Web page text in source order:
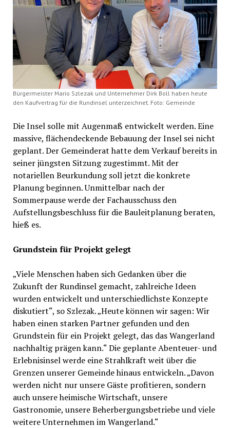
Bürgermeister Mario Szlezak und Unternehmer Dirk Boll haben heute
den Kaufvertrag für die Rundinsel unterzeichnet. Foto: Gemeinde
Die Insel solle mit Augenmaß entwickelt werden. Eine
massive, flächendeckende Bebauung der Insel sei nicht
geplant. Der Gemeinderat hatte dem Verkauf bereits in
seiner jüngsten Sitzung zugestimmt. Mit der
notariellen Beurkundung soll jetzt die konkrete
Planung beginnen. Unmittelbar nach der
Sommerpause werde der Fachausschuss den
Aufstellungsbeschluss für die Bauleitplanung beraten,
hieß es.
Grundstein für Projekt gelegt
„Viele Menschen haben sich Gedanken über die
Zukunft der Rundinsel gemacht, zahlreiche Ideen
wurden entwickelt und unterschiedlichste Konzepte
diskutiert“, so Szlezak. „Heute können wir sagen: Wir
haben einen starken Partner gefunden und den
Grundstein für ein Projekt gelegt, das das Wangerland
nachhaltig prägen kann.“ Die geplante Abenteuer- und
Erlebnisinsel werde eine Strahlkraft weit über die
Grenzen unserer Gemeinde hinaus entwickeln. „Davon
werden nicht nur unsere Gäste profitieren, sondern
auch unsere heimische Wirtschaft, unsere
Gastronomie, unsere Beherbergungsbetriebe und viele
weitere Unternehmen im Wangerland.“